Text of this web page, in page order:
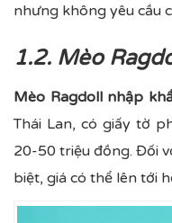
nhưng không yêu cầu
1.2. Mèo
Mèo Ragdoll nhập
Thái Lan, có giấy tờ
20-50 triệu đồng. Đối
biệt, giá có thể lên tới